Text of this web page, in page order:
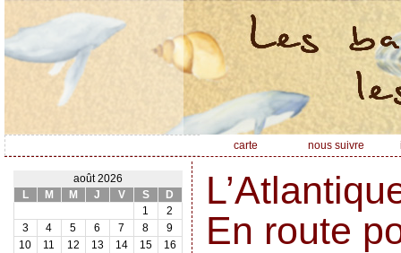
carte nous suivre
août 2026
L
M M J V S
D
1
2
3
4 5 6 7 8
9
10
11 12 13 14 15
16
En route